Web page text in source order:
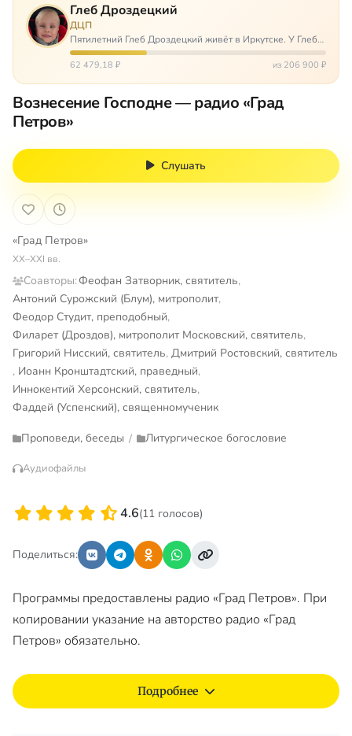
Глеб Дроздецкий
ДЦП
Пятилетний Глеб Дроздецкий живёт в Иркутске. У Глеба
ДЦП из-за перенесённого в младенчестве менингита,
но его положение осложняется эпилепсией, с которой
62 479,18 ₽ из 206 900 ₽
Вознесение Господне — радио «Град
Петров»
Слушать
«Град Петров»
XX–XXI вв.
Соавторы:Феофан Затворник, святитель,
Антоний Сурожский (Блум), митрополит,
Феодор Студит, преподобный,
Филарет (Дроздов), митрополит Московский, святитель,
Григорий Нисский, святитель, Дмитрий Ростовский, святитель
, Иоанн Кронштадтский, праведный,
Иннокентий Херсонский, святитель,
Фаддей (Успенский), священномученик
Проповеди, беседы / Литургическое богословие
Аудиофайлы
4.6(11 голосов)
Поделиться:
Программы предоставлены радио «Град Петров». При
копировании указание на авторство радио «Град
Петров» обязательно.
Подробнее